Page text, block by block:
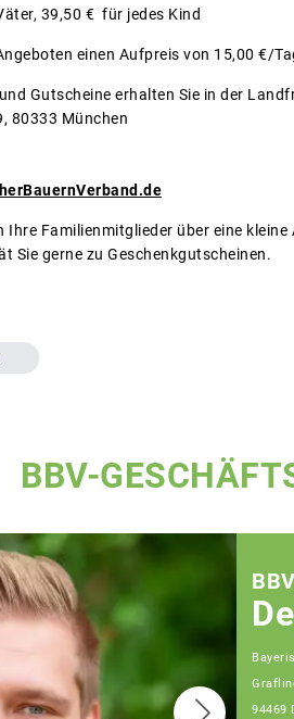
39,50 € für jedes Kind
einen Aufpreis von 15,00 €/
Gutscheine erhalten Sie in der
80333 München
Ihre Familienmitglieder über eine
Sie gerne zu Geschenkgutscheinen.
BBV-
94469